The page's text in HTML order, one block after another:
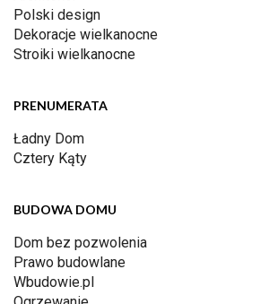
Polski design
Dekoracje wielkanocne
Stroiki wielkanocne
PRENUMERATA
Ładny Dom
Cztery Kąty
BUDOWA DOMU
Dom bez pozwolenia
Prawo budowlane
Wbudowie.pl